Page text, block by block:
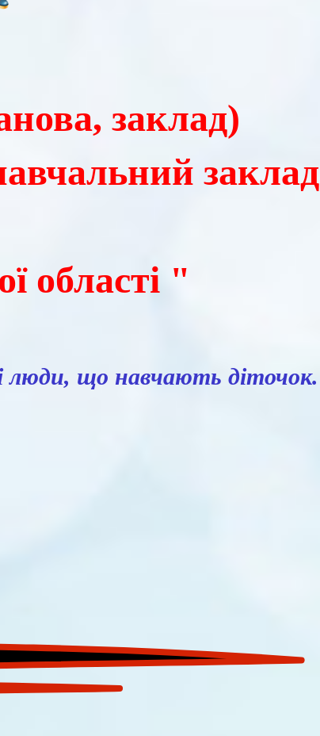
заклад)
заклад
області "
люди, що навчають діточок.